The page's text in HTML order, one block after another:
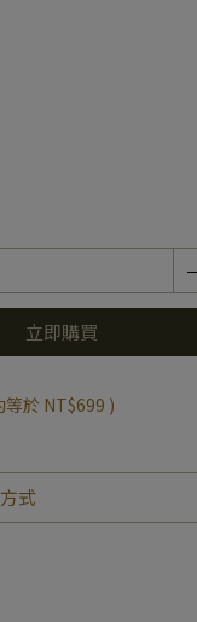
立即購買
等於NT$699 )
式